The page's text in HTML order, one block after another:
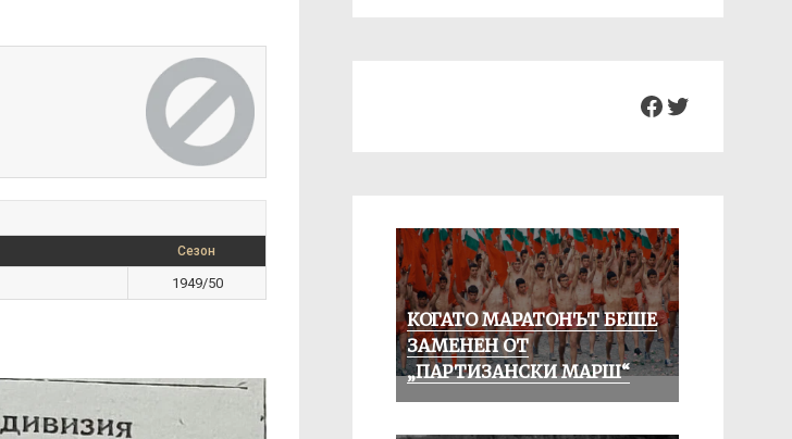
Сезон
1949/50
Facebook
Twitter
КОГАТО МАРАТОНЪТ БЕШЕ
ЗАМЕНЕН ОТ
„ПАРТИЗАНСКИ МАРШ“